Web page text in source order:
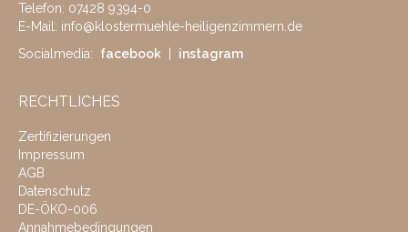
im Ländle.Hier
finden Sie die
aktuellen
Unsere
Stellenangebote
Telefon: 07428 9394-0
E-Mail: info@klostermuehle-heiligenzimmern.de
Socialmedia: facebook instagram
RECHTLICHES
Zertifizierungen
Impressum
AGB
Datenschutz
DE-ÖKO-006
Annahmebedingungen